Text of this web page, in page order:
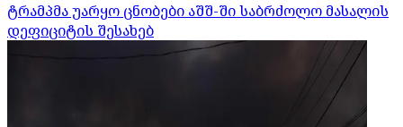
ტრამპმა უარყო ცნობები აშშ-ში საბრძოლო მასალის
დეფიციტის შესახებ